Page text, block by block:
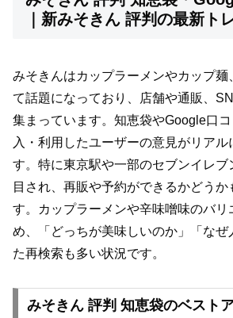
｜新みそきん 評判の最新ト
みそきんはカップラーメンやカップ麺
て話題になっており、店舗や通販、
集まっています。知恵袋やGoogle口
入・利用したユーザーの意見がリアル
す。特に東京駅や一部のセブンイレブ
目され、再販や予約ができるかどうか
す。カップラーメンや辛味噌味のバリ
め、「どっちが美味しいのか」「なぜ
た再検索も多い状況です。
みそきん 評判 知恵袋のベスト